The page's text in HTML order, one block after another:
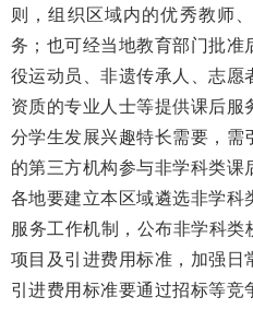
则，组织区域内的优秀教师
务；也可经当地教育部门批准
役运动员、非遗传承人、志愿
资质的专业人士等提供课后服
分学生发展兴趣特长需要，需
的第三方机构参与非学科类课
各地要建立本区域遴选非学科
服务工作机制，公布非学科类
项目及引进费用标准，加强日
引进费用标准要通过招标等